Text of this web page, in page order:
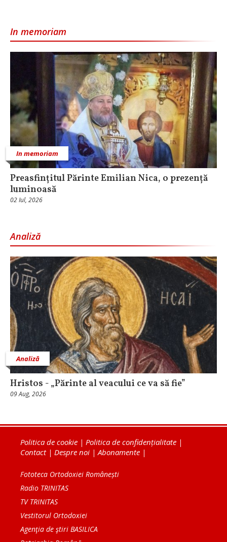
In memoriam
In memoriam
Preasfințitul Părinte Emilian Nica, o prezență
luminoasă
02 Iul, 2026
Analiză
Analiză
Hristos - „Părinte al veacului ce va să fie”
09 Aug, 2026
Politica de cookie | Politica de confidențialitate |
Contact| Despre noi | Abonamente |
Fototeca Ortodoxiei Românești
Radio TRINITAS
TV TRINITAS
Vestitorul Ortodoxiei
Agenţia de ştiri BASILICA